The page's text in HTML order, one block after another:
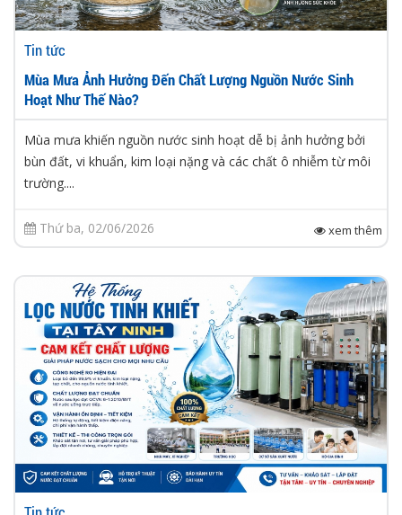
Tin tức
Mùa Mưa Ảnh Hưởng Đến Chất Lượng Nguồn Nước Sinh
Hoạt Như Thế Nào?
Mùa mưa khiến nguồn nước sinh hoạt dễ bị ảnh hưởng bởi
bùn đất, vi khuẩn, kim loại nặng và các chất ô nhiễm từ môi
trường....
Thứ ba, 02/06/2026 xem thêm